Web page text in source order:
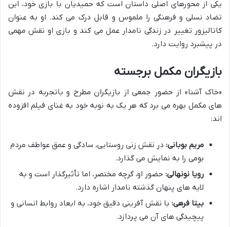
یکی از محورهای اصلی داستان است که حمیدیان با بازی خود، این
تضاد نسلی و فرهنگی را ملموس و قابل درک می کند. او به عنوان
کاتالیزور تغییر در زندگی نامدار عمل می کند و بازی او نقش مهمی
در پیشبرد روایت دارد.
بازیگران مکمل برجسته
«خاک آشنا» از حضور جمعی از بازیگران مطرح و باتجربه در نقش
های مکمل بهره می برد که هر یک به نوبه خود به غنای فیلم افزوده
اند:
مریم بوبانی: در نقش زنی روستایی، سادگی و عمق عواطف مردم
بومی را به نمایش می گذارد.
رویا نونهالی: حضور او، گرچه مختصر، اما تأثیرگذار است و به
لایه های پنهان گذشته نامدار اشاره دارد.
بیتا فرهی: با نقش آفرینی دقیق خود، به ابعاد روابط انسانی و
پیچیدگی های آن می پردازد.